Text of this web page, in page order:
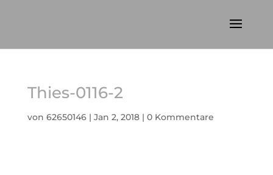
Thies-0116-2
von 62650146| Jan 2, 2018| 0 Kommentare